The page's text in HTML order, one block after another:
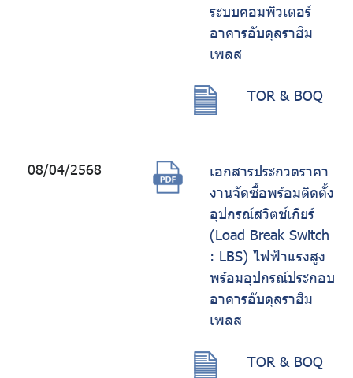
ระบบคอมพิวเตอร์
อาคารอับดุลราฮิม
เพลส
TOR & BOQ
08/04/2568
เอกสารประกวดราคา
งานจัดซื้อพร้อมติดตั้ง
อุปกรณ์สวิตช์เกียร์
(Load Break Switch
: LBS) ไฟฟ้าแรงสูง
พร้อมอุปกรณ์ประกอบ
อาคารอับดุลราฮิม
เพลส
TOR & BOQ